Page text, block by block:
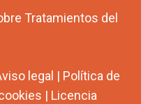
Tratamientos del
legal | Política de
| Licencia